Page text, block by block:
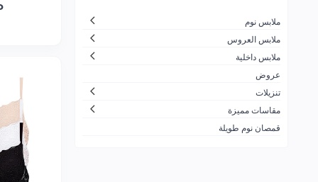
ملابس نوم
ملابس العروس
ملابس داخلية
عروض
تنزيلات
مقاسات مميزة
قمصان نوم طويلة